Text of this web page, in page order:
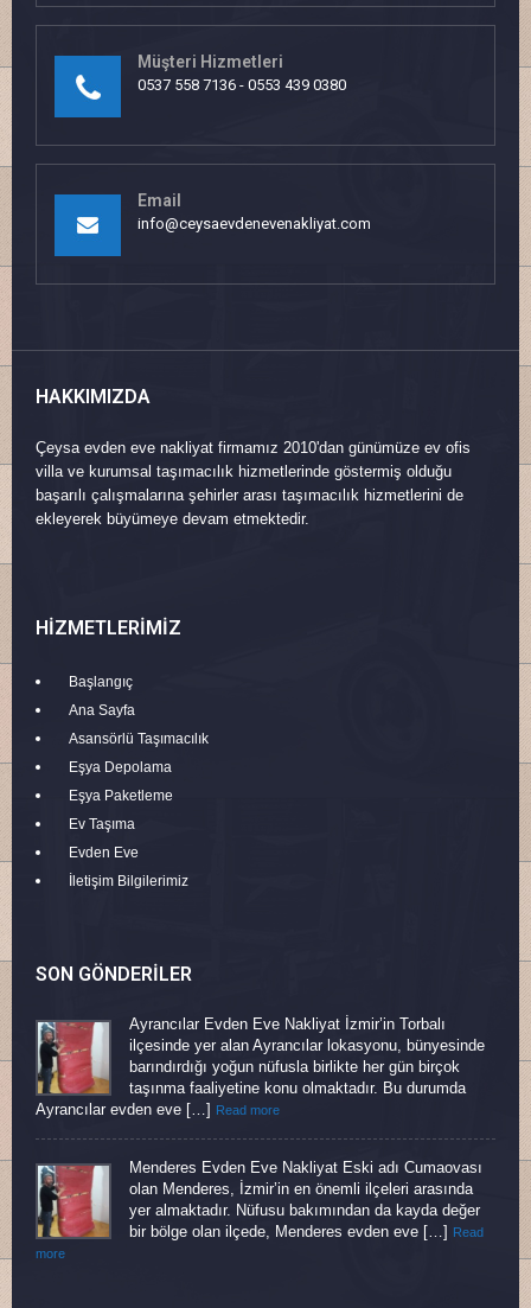
Müşteri Hizmetleri
0537 558 7136 - 0553 439 0380
Email
info@ceysaevdenevenakliyat.com
HAKKIMIZDA
Çeysa evden eve nakliyat firmamız 2010'dan günümüze ev ofis
villa ve kurumsal taşımacılık hizmetlerinde göstermiş olduğu
başarılı çalışmalarına şehirler arası taşımacılık hizmetlerini de
ekleyerek büyümeye devam etmektedir.
HIZMETLERIMIZ
Başlangıç
Ana Sayfa
Asansörlü Taşımacılık
Eşya Depolama
Eşya Paketleme
Ev Taşıma
Evden Eve
İletişim Bilgilerimiz
SON GÖNDERILER
Ayrancılar Evden Eve Nakliyat İzmir’in Torbalı
ilçesinde yer alan Ayrancılar lokasyonu, bünyesinde
barındırdığı yoğun nüfusla birlikte her gün birçok
taşınma faaliyetine konu olmaktadır. Bu durumda
Ayrancılar evden eve […]
Read more
Menderes Evden Eve Nakliyat Eski adı Cumaovası
olan Menderes, İzmir’in en önemli ilçeleri arasında
yer almaktadır. Nüfusu bakımından da kayda değer
bir bölge olan ilçede, Menderes evden eve […]
Read
more